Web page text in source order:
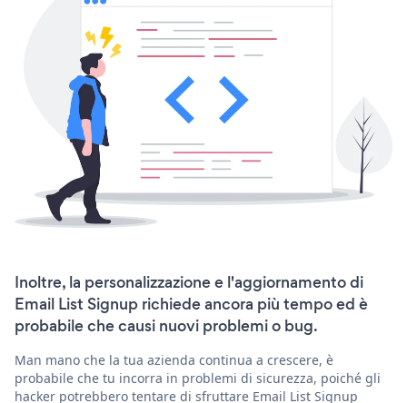
Inoltre, la personalizzazione e l'aggiornamento di
Email List Signup richiede ancora più tempo ed è
probabile che causi nuovi problemi o bug.
Man mano che la tua azienda continua a crescere, è
probabile che tu incorra in problemi di sicurezza, poiché gli
hacker potrebbero tentare di sfruttare Email List Signup